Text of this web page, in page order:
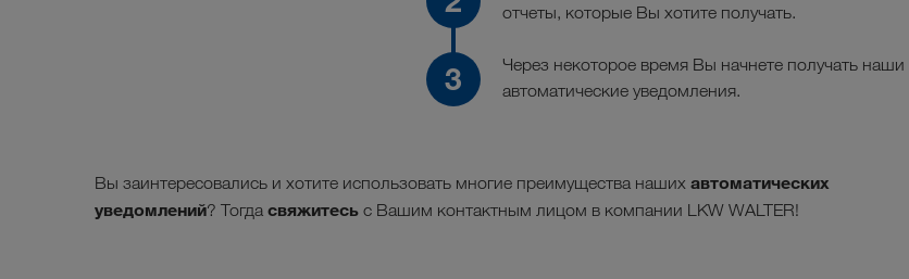
отчеты, которые Вы хотите получать.
Через некоторое время Вы начнете получать наши
автоматические уведомления.
Вы заинтересовались и хотите использовать многие преимущества наших автоматических
уведомлений? Тогда свяжитесь с Вашим контактным лицом в компании LKW WALTER!